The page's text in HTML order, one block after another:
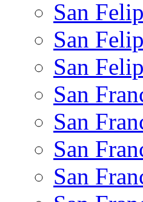
San
San
San
San
San
San
San